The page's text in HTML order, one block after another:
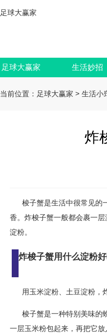
足球大赢家
足球大赢家 生活妙招
当前位置： 足球大赢家 > 生活小
炸
梭子蟹是生活中很常见的
香。炸梭子蟹一般都会裹一
淀粉。
炸梭子蟹用什么淀粉
用玉米淀粉、土豆淀粉，
梭子蟹是一种特别美味的
一层玉米粉包起来，再把它